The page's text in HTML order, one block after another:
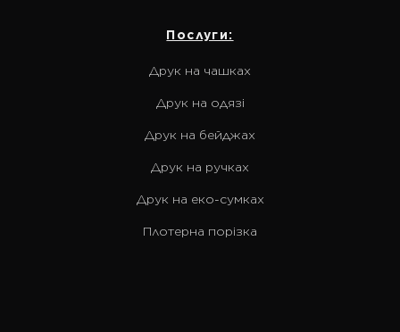
Послуги:
Друк на чашках
Друк на одязі
Друк на бейджах
Друк на ручках
Друк на еко-сумках
Плотерна порізка